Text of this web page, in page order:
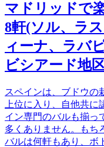
マドリッドで
8軒(ソル、ラ
ィーナ、ラバ
ビシアード地
スペインは、ブドウの
上位に入り、自他共
イン専門のバルも揃っ
多くありません。もち
バルは何軒もあり、ボ